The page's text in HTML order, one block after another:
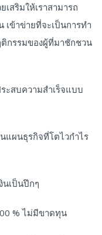
สริมให้เราสามารถ
เข้าข่ายที่จะเป็นการทำ
ติกรรมของผู้ที่มาชักชวน
ะสบความสำเร็จแบบ
แผนธุรกิจที่โตไวกำไร
นเป็นปึกๆ
% ไม่มีขาดทุน